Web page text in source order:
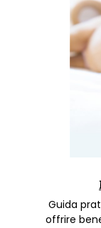
Guida